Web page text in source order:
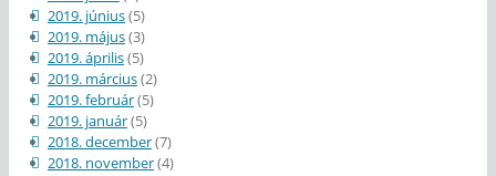
2019. június(5)
2019. május(3)
2019. április(5)
2019. március(2)
2019. február(5)
2019. január(5)
2018. december(7)
2018. november(4)